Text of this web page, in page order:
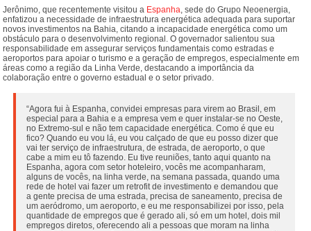
Jerônimo, que recentemente visitou a Espanha, sede do Grupo Neoenergia,
enfatizou a necessidade de infraestrutura energética adequada para suportar
novos investimentos na Bahia, citando a incapacidade energética como um
obstáculo para o desenvolvimento regional. O governador salientou sua
responsabilidade em assegurar serviços fundamentais como estradas e
aeroportos para apoiar o turismo e a geração de empregos, especialmente em
áreas como a região da Linha Verde, destacando a importância da
colaboração entre o governo estadual e o setor privado.
“Agora fui à Espanha, convidei empresas para virem ao Brasil, em
especial para a Bahia e a empresa vem e quer instalar-se no Oeste,
no Extremo-sul e não tem capacidade energética. Como é que eu
fico? Quando eu vou lá, eu vou calçado de que eu posso dizer que
vai ter serviço de infraestrutura, de estrada, de aeroporto, o que
cabe a mim eu tô fazendo. Eu tive reuniões, tanto aqui quanto na
Espanha, agora com setor hoteleiro, vocês me acompanharam,
alguns de vocês, na linha verde, na semana passada, quando uma
rede de hotel vai fazer um retrofit de investimento e demandou que
a gente precisa de uma estrada, precisa de saneamento, precisa de
um aeródromo, um aeroporto, e eu me responsabilizei por isso, pela
quantidade de empregos que é gerado ali, só em um hotel, dois mil
empregos diretos, oferecendo ali a pessoas que moram na linha